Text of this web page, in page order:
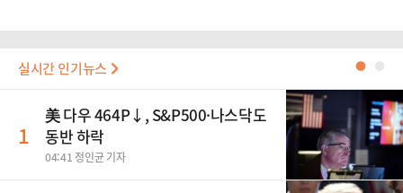
실시간 인기뉴스 ●
1
美 다우 464P↓, S&P500·나스닥도
동반 하락
04:41 정인균 기자